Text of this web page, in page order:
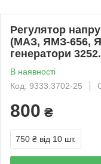
Регулятор
(МАЗ, ЯМЗ-656,
генератори
В наявності
Код: 9333.3702-25
800 ₴
750 ₴ від 10 шт.